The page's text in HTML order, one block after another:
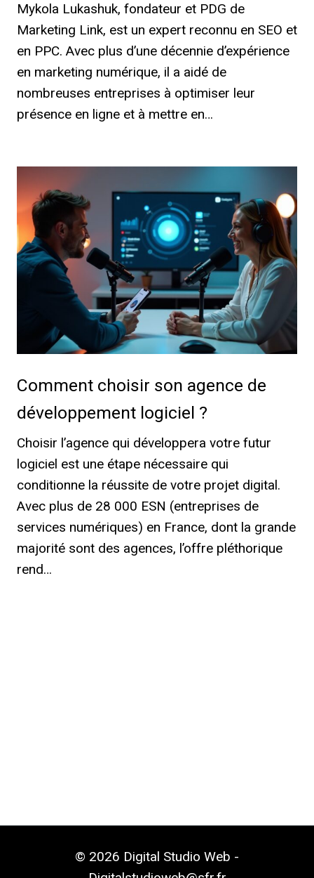
Mykola Lukashuk, fondateur et PDG de
Marketing Link, est un expert reconnu en SEO et
en PPC. Avec plus d’une décennie d’expérience
en marketing numérique, il a aidé de
nombreuses entreprises à optimiser leur
présence en ligne et à mettre en…
Comment choisir son agence de
développement logiciel ?
Choisir l’agence qui développera votre futur
logiciel est une étape nécessaire qui
conditionne la réussite de votre projet digital.
Avec plus de 28 000 ESN (entreprises de
services numériques) en France, dont la grande
majorité sont des agences, l’offre pléthorique
rend…
© 2026 Digital Studio Web -